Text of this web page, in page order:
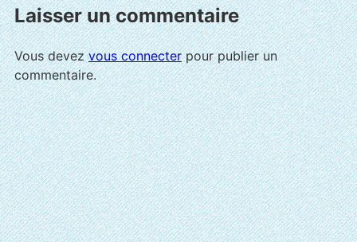
Laisser un commentaire
Vous devezvous connecterpour publier un
commentaire.